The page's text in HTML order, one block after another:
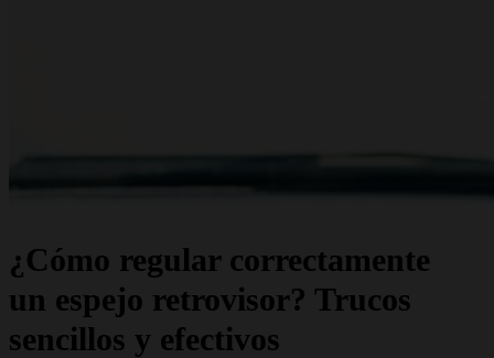
¿Cómo regular correctamente
un espejo retrovisor? Trucos
sencillos y efectivos